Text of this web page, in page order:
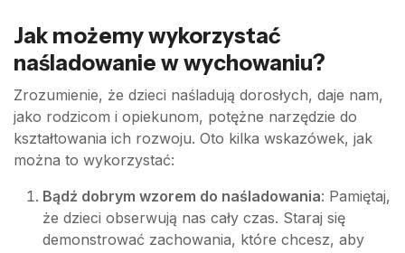
Jak możemy wykorzystać
naśladowanie w wychowaniu?
Zrozumienie, że dzieci naśladują dorosłych, daje nam,
jako rodzicom i opiekunom, potężne narzędzie do
kształtowania ich rozwoju. Oto kilka wskazówek, jak
można to wykorzystać:
Bądź dobrym wzorem do naśladowania: Pamiętaj,
że dzieci obserwują nas cały czas. Staraj się
demonstrować zachowania, które chcesz, aby